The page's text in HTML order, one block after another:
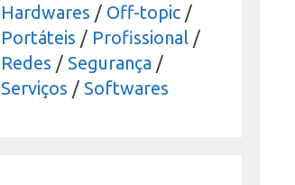
Hardwares / Off-topic /
Portáteis / Profissional /
Redes / Segurança /
Serviços / Softwares